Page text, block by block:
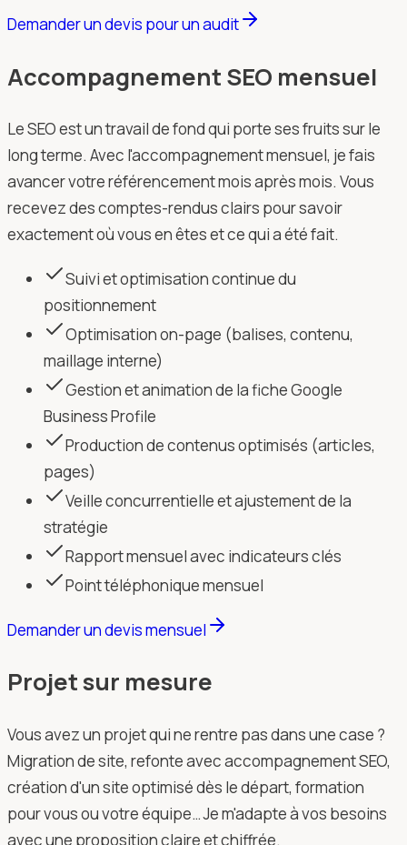
Demander un devis pour un audit
Accompagnement SEO mensuel
Le SEO est un travail de fond qui porte ses fruits sur le
long terme. Avec l'accompagnement mensuel, je fais
avancer votre référencement mois après mois. Vous
recevez des comptes-rendus clairs pour savoir
exactement où vous en êtes et ce qui a été fait.
Suivi et optimisation continue du
positionnement
Optimisation on-page (balises, contenu,
maillage interne)
Gestion et animation de la fiche Google
Business Profile
Production de contenus optimisés (articles,
pages)
Veille concurrentielle et ajustement de la
stratégie
Rapport mensuel avec indicateurs clés
Point téléphonique mensuel
Demander un devis mensuel
Projet sur mesure
Vous avez un projet qui ne rentre pas dans une case ?
Migration de site, refonte avec accompagnement SEO,
création d'un site optimisé dès le départ, formation
pour vous ou votre équipe… Je m'adapte à vos besoins
avec une proposition claire et chiffrée.